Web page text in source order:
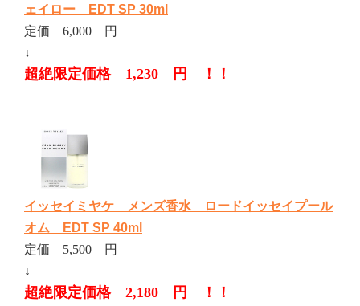
ェイロー EDT SP 30ml
定価 6,000 円
↓
超絶限定価格 1,230 円 ！！
イッセイミヤケ メンズ香水 ロードイッセイプール
オム EDT SP 40ml
定価 5,500 円
↓
超絶限定価格 2,180 円 ！！